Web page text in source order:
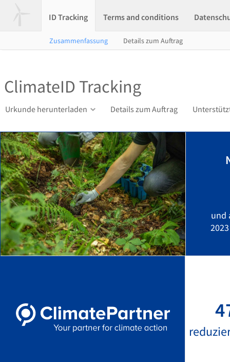
ID Tracking Terms and conditions
Zusammenfassung Details zum Auftrag
ClimateID Tracking
Urkunde herunterladen Details zum Auftrag
und